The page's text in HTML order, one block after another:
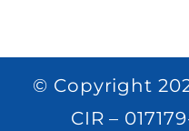
© Copyright
CIR –